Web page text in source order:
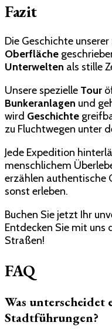
Fazit
Die Geschichte unserer
Oberfläche
Unterwelten als stille
Unsere spezielle Tour
Bunkeranlagen und
wird Geschichte
zu Fluchtwegen unter
Jede Expedition
menschlichem
erzählen authentische
sonst erleben.
Buchen Sie jetzt Ihr
Entdecken Sie mit uns
Straßen!
FAQ
Was unterscheidet
Stadtführungen?